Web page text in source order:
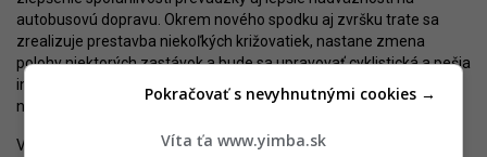
autobusovú dopravu. Okrem nového spodku aj zvršku trate sa
zrealizuje prestavba niekoľkých križovatiek, nastane zmena
polohy niektorých zastávok a bude sa upravovať cyklistická a pešia
infraštruktúra. Samotná trať bude z veľkej časti zatrávnená,
najmä v Ružinove.
V Starom Meste bude projekt spojený s rekonštrukciou
Víta ťa www.yimba.sk
Pokračovať s nevyhnutnými cookies →